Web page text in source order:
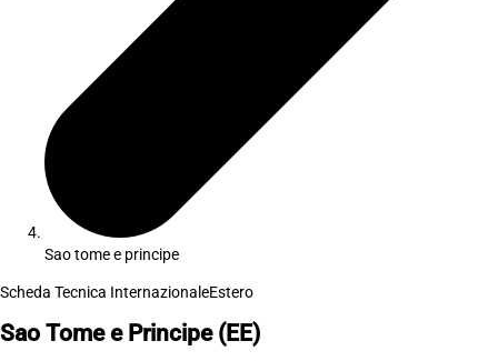
Sao tome e principe
Scheda Tecnica InternazionaleEstero
Sao Tome e Principe (EE)